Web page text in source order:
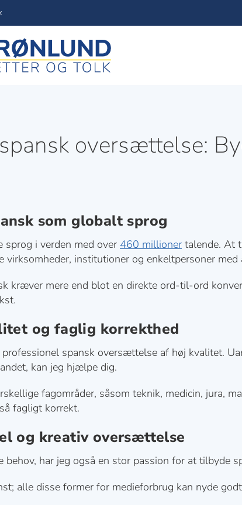
oversættelse:
som globalt sprog
sprog i verden med over 460 millioner talende. At
virksomheder, institutioner og enkeltpersoner
kræver mere end blot en direkte ord-til-ord
og faglig korrekthed
spansk oversættelse af høj kvalitet.
kan jeg hjælpe dig.
fagområder, såsom teknik, medicin, jura,
fagligt korrekt.
og kreativ oversættelse
har jeg også en stor passion for at tilbyde
alle disse former for medieforbrug kan nyde